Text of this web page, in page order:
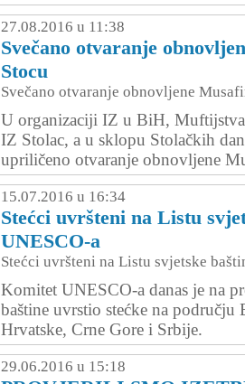
27.08.2016 u 11:38
Svečano otvaranje
Stocu
Svečano otvaranje obnovljene
U organizaciji IZ u BiH,
IZ Stolac, a u sklopu Stolačkih
upriličeno otvaranje obnovljene
15.07.2016 u 16:34
Stećci uvršteni na Listu
UNESCO-a
Stećci uvršteni na Listu svjetske
Komitet UNESCO-a danas je na
baštine uvrstio stećke na području
Hrvatske, Crne Gore i Srbije.
29.06.2016 u 15:18